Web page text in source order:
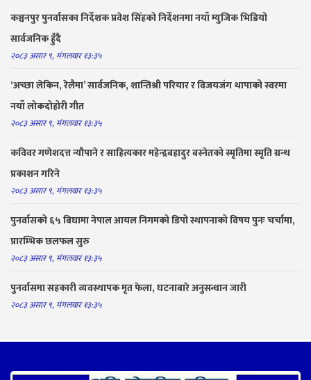
कञ्चनपुर पुनर्वासका निर्देशक प्रवेश सिंहको निर्देशनमा नयाँ म्युजिक भिडियो
सार्वजनिक हुँदै
२०८३ असार ९, मंगलवार १३:३५
‘अच्छा लेकिन, रेलैमा’ सार्वजनिक, शान्तिश्री परियार र विजयजंग थापाको स्वरमा
नयाँ लोकदोहोरी गीत
२०८३ असार ९, मंगलवार १३:३५
कविवर गणेशदत्त न्यौपाने र साहित्यकार महेन्द्रबहादुर बस्नेतको स्मृतिमा स्मृति ग्रन्थ
प्रकाशन गरिने
२०८३ असार ९, मंगलवार १३:३५
पुनर्वासको ६५ बिघामा नेपाल आयल निगमको डिपो स्थापनाको विषय पुनः चर्चामा,
प्रारम्भिक छलफल सुरु
२०८३ असार ९, मंगलवार १३:३५
पुनर्वासमा सहकारी व्यवस्थापक मृत फेला, घटनाबारे अनुसन्धान जारी
२०८३ असार ९, मंगलवार १३:३५